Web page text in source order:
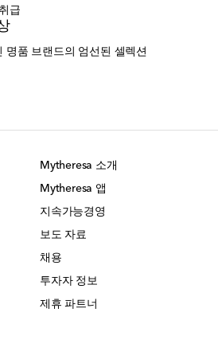
급
명품 브랜드의 엄선된 셀렉션
Mytheresa 소개
Mytheresa 앱
지속가능경영
보도 자료
채용
투자자 정보
제휴 파트너